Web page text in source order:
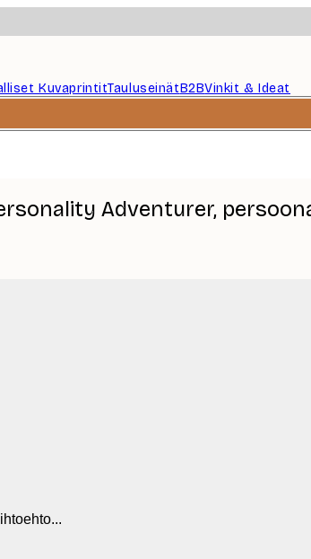
KuvaprintitTauluseinätB2BVinkit & Ideat
Adventurer,